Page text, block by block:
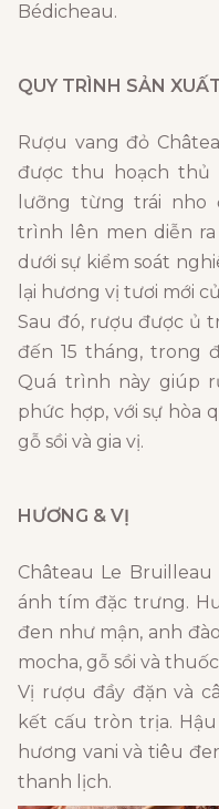
Bédicheau.
QUY TRÌNH SẢN
Rượu vang đỏ
được thu hoạch thủ
lưỡng từng trái nho
trình lên men diễn
dưới sự kiểm soát
lại hương vị tươi mới
Sau đó, rượu được ủ
đến 15 tháng, trong
Quá trình này giúp
phức hợp, với sự hòa
gỗ sồi và gia vị.
HƯƠNG & VỊ
Château Le
ánh tím đặc trưng.
đen như mận, anh
mocha, gỗ sồi và
Vị rượu đầy đặn và
kết cấu tròn trịa.
hương vani và tiêu
thanh lịch.